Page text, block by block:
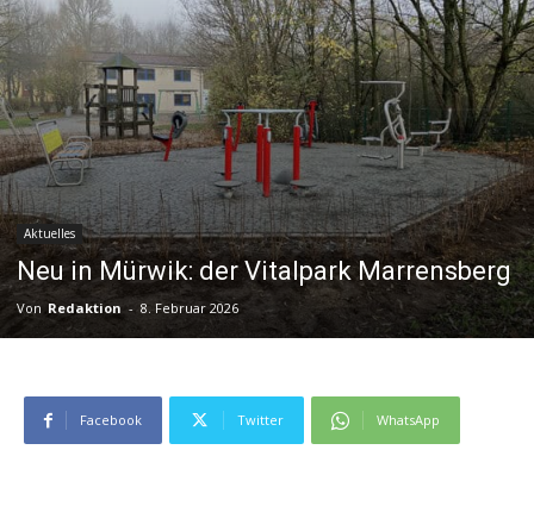
Aktuelles
Neu in Mürwik: der Vitalpark Marrensberg
Von Redaktion - 8. Februar 2026
Facebook Twitter WhatsApp